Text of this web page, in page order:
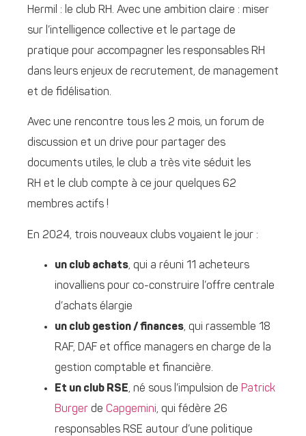
Hermil : le club RH. Avec une ambition claire : miser
sur l’intelligence collective et le partage de
pratique pour accompagner les responsables RH
dans leurs enjeux de recrutement, de management
et de fidélisation.
Avec une rencontre tous les 2 mois, un forum de
discussion et un drive pour partager des
documents utiles, le club a très vite séduit les
RH et le club compte à ce jour quelques 62
membres actifs !
En 2024, trois nouveaux clubs voyaient le jour :
un club achats, qui a réuni 11 acheteurs
inovalliens pour co-construire l’offre centrale
d’achats élargie
un club gestion / finances, qui rassemble 18
RAF, DAF et office managers en charge de la
gestion comptable et financière.
Et un club RSE, né sous l’impulsion de Patrick
Burger de Capgemini, qui fédère 26
responsables RSE autour d’une politique